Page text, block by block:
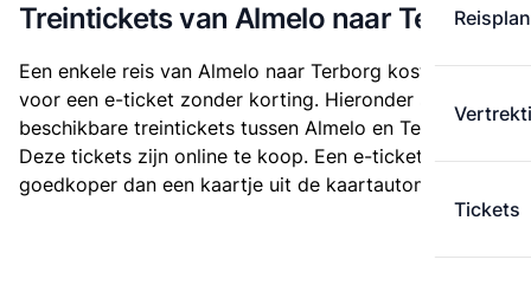
Tickets
Treintickets van Almelo naar Terborg
Een enkele reis van Almelo naar Terborg kost € 26,30
voor een e-ticket zonder korting. Hieronder staan alle
beschikbare treintickets tussen Almelo en Terborg.
Deze tickets zijn online te koop. Een e-ticket is altijd
goedkoper dan een kaartje uit de kaartautomaat.